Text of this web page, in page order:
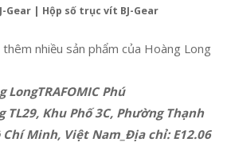
Gear | Hộp số trục vít BJ-Gear
nhiều sản phẩm của Hoàng Long
LongTRAFOMIC Phú
Khu Phố 3C, Phường Thạnh
Chí Minh, Việt Nam_Địa chỉ: E12.06